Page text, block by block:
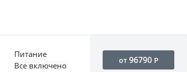
Питание
Все включено
от 96790Р